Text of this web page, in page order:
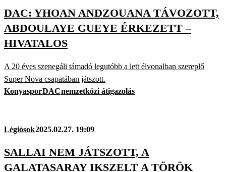
DAC: YHOAN ANDZOUANA TÁVOZOTT,
ABDOULAYE GUEYE ÉRKEZETT –
HIVATALOS
A 20 éves szenegáli támadó legutóbb a lett élvonalban szereplő
Super Nova csapatában játszott.
KonyasporDACnemzetközi átigazolás
Légiósok2025.02.27. 19:09
SALLAI NEM JÁTSZOTT, A
GALATASARAY IKSZELT A TÖRÖK